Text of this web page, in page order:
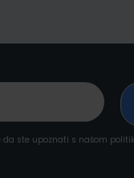
ste upoznati s našom